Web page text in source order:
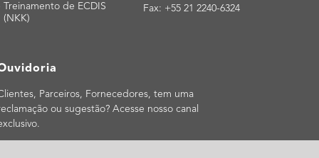
Treinamento de ECDIS
(NKK)
Parceiros, Fornecedores, tem uma
ou sugestão? Acesse nosso canal
Fax: +55 21 2240-6324